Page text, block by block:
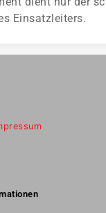
Einsatzleiters.